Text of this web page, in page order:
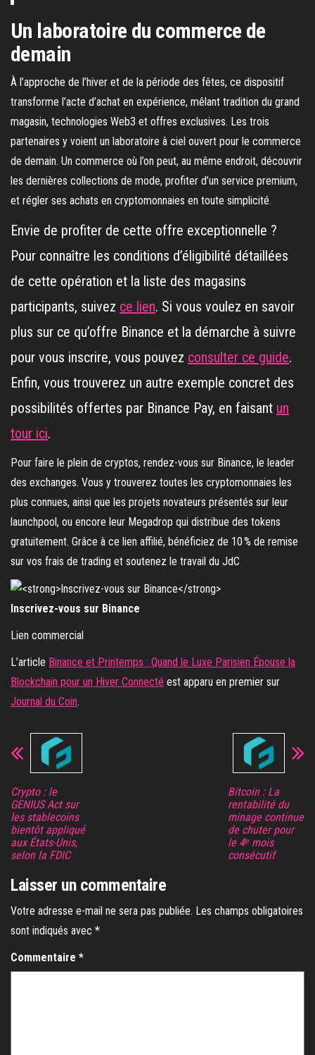
Un laboratoire du commerce de
demain
À l’approche de l’hiver et de la période des fêtes, ce dispositif
transforme l’acte d’achat en expérience, mêlant tradition du grand
magasin, technologies Web3 et offres exclusives. Les trois
partenaires y voient un laboratoire à ciel ouvert pour le commerce
de demain. Un commerce où l’on peut, au même endroit, découvrir
les dernières collections de mode, profiter d’un service premium,
et régler ses achats en cryptomonnaies en toute simplicité.
Envie de profiter de cette offre exceptionnelle ?
Pour connaître les conditions d’éligibilité détaillées
de cette opération et la liste des magasins
participants, suivez ce lien. Si vous voulez en savoir
plus sur ce qu’offre Binance et la démarche à suivre
pour vous inscrire, vous pouvez consulter ce guide.
Enfin, vous trouverez un autre exemple concret des
possibilités offertes par Binance Pay, en faisant un
tour ici.
Pour faire le plein de cryptos, rendez-vous sur Binance, le leader
des exchanges. Vous y trouverez toutes les cryptomonnaies les
plus connues, ainsi que les projets novateurs présentés sur leur
launchpool, ou encore leur Megadrop qui distribue des tokens
gratuitement. Grâce à ce lien affilié, bénéficiez de 10 % de remise
sur vos frais de trading et soutenez le travail du JdC
Inscrivez-vous sur Binance
Lien commercial
L’article Binance et Printemps : Quand le Luxe Parisien Épouse la
Blockchain pour un Hiver Connecté est apparu en premier sur
Journal du Coin.
Crypto : le
GENIUS Act sur
les stablecoins
bientôt appliqué
aux États-Unis,
selon la FDIC
Bitcoin : La
rentabilité du
minage continue
de chuter pour
le 4ᵉ mois
consécutif
Laisser un commentaire
Votre adresse e-mail ne sera pas publiée. Les champs obligatoires
sont indiqués avec *
Commentaire *